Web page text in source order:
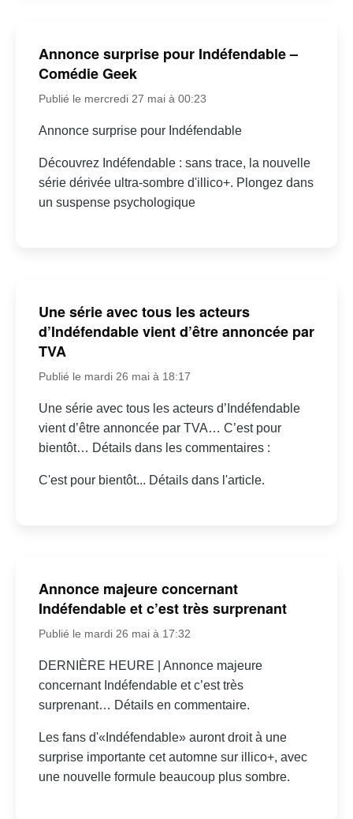
Annonce surprise pour Indéfendable –
Comédie Geek
Publié le mercredi 27 mai à 00:23
Annonce surprise pour Indéfendable
Découvrez Indéfendable : sans trace, la nouvelle
série dérivée ultra-sombre d'illico+. Plongez dans
un suspense psychologique
Une série avec tous les acteurs
d’Indéfendable vient d’être annoncée par
TVA
Publié le mardi 26 mai à 18:17
Une série avec tous les acteurs d’Indéfendable
vient d’être annoncée par TVA… C’est pour
bientôt… Détails dans les commentaires :
C'est pour bientôt... Détails dans l'article.
Annonce majeure concernant
Indéfendable et c’est très surprenant
Publié le mardi 26 mai à 17:32
DERNIÈRE HEURE | Annonce majeure
concernant Indéfendable et c’est très
surprenant… Détails en commentaire.
Les fans d'«Indéfendable» auront droit à une
surprise importante cet automne sur illico+, avec
une nouvelle formule beaucoup plus sombre.